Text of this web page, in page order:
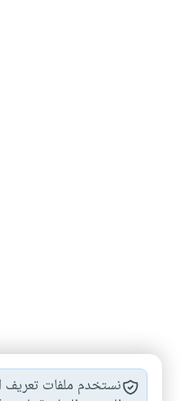
آداب #أخلاق # رياضة
نستخدم ملفات تعريف